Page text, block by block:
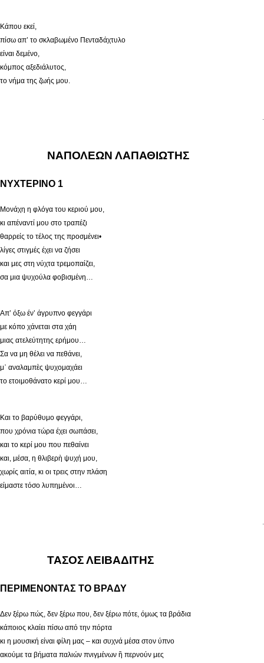
Κάπου εκεί,
πίσω απ’ το σκλαβωμένο Πενταδάχτυλο
είναι δεμένο,
κόμπος αξεδιάλυτος,
το νήμα της ζωής μου.
ΝΑΠΟΛΕΩΝ ΛΑΠΑΘΙΩΤΗΣ
ΝΥΧΤΕΡΙΝΟ 1
Μονάχη η φλόγα του κεριού μου,
κι απέναντί μου στο τραπέζι
θαρρείς το τέλος της προσμένει•
λίγες στιγμές έχει να ζήσει
και μες στη νύχτα τρεμοπαίζει,
σα μια ψυχούλα φοβισμένη…
Απ’ όξω έν’ άγρυπνο φεγγάρι
με κόπο χάνεται στα χάη
μιας ατελεύτητης ερήμου…
Σα να μη θέλει να πεθάνει,
μ᾿ αναλαμπὲς ψυχομαχάει
το ετοιμοθάνατο κερί μου…
Και το βαρύθυμο φεγγάρι,
που χρόνια τώρα έχει σωπάσει,
και το κερί μου που πεθαίνει
και, μέσα, η θλιβερὴ ψυχή μου,
χωρίς αιτία, κι οι τρεις στην πλάση
είμαστε τόσο λυπημένοι…
.
ΤΑΣΟΣ ΛΕΙΒΑΔΙΤΗΣ
ΠΕΡΙΜΕΝΟΝΤΑΣ ΤΟ ΒΡΑΔΥ
Δεν ξέρω πώς, δεν ξέρω που, δεν ξέρω πότε, όμως τα βράδια
κάποιος κλαίει πίσω από την πόρτα
κι η μουσική είναι φίλη μας – και συχνά μέσα στον ύπνο
ακούμε τα βήματα παλιών πνιγμένων ἢ περνούν μες